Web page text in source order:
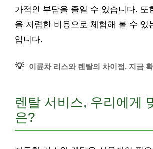
가적인 부담을 줄일 수 있습니다. 또
을 저렴한 비용으로 체험해 볼 수 있
입니다.
💡 이륜차 리스와 렌탈의 차이점, 지금
렌탈 서비스, 우리에게
은?